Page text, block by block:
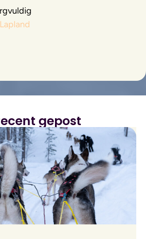
Lapland
gepost